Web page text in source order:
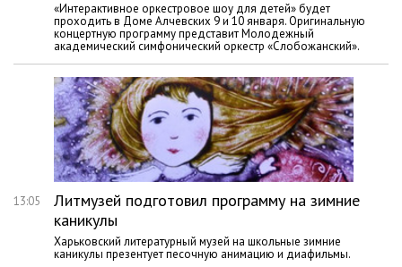
«Интерактивное оркестровое шоу для детей» будет
проходить в Доме Алчевских 9 и 10 января. Оригинальную
концертную программу представит Молодежный
академический симфонический оркестр «Слобожанский».
13:05
Литмузей подготовил программу на зимние
каникулы
Харьковский литературный музей на школьные зимние
каникулы презентует песочную анимацию и диафильмы.